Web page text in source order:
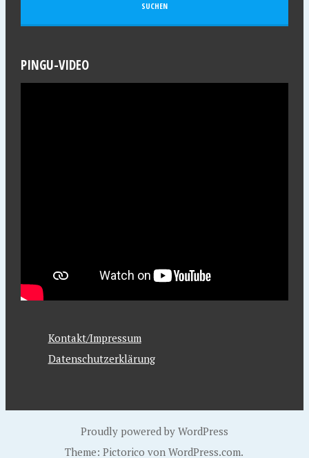
PINGU-VIDEO
Kontakt/Impressum
Datenschutzerklärung
Proudly powered by WordPress
Theme: Pictorico vonWordPress.com.